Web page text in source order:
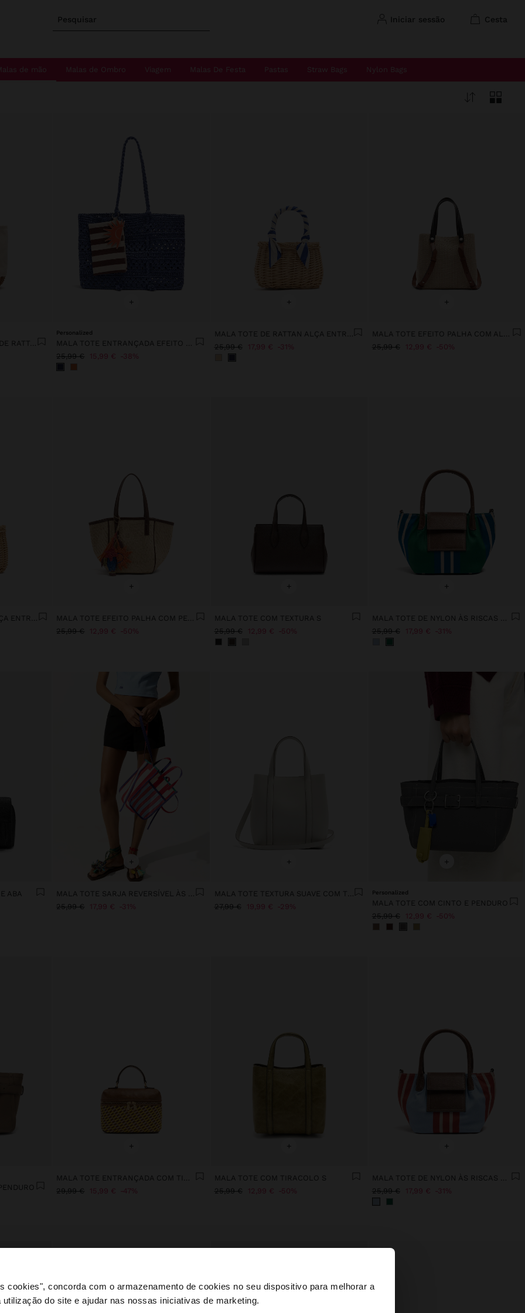
cookies", concorda com o armazenamento de cookies no seu dispositivo para melhorar a
do site e ajudar nas nossas iniciativas de marketing.
Pesquisar iniciar sessão cesta
a partir de Portugal. Deseja navegar no nosso site United States?
de mão Malas de Ombro Viagem Malas De Festa Pastas Straw Bags Nylon Bags
MALA TOTE CANVAS BASE DE RATTAN M
+
Personalized
MALA TOTE ENTRANÇADA EFEITO PALHA
25,99 € 15,99 € 38%
+
MALA TOTE DE RATTAN ALÇA ENTRANÇADA
25,99 € 17,99 € 31%
+
MALA TOTE EFEITO PALHA COM ALÇAS VERSÁTEIS
25,99 € 12,99 € 50%
MALA TOTE DE RATTAN ALÇA ENTRANÇADA
+
MALA TOTE EFEITO PALHA COM PENDURO M
25,99 € 12,99 € 50%
+
MALA TOTE COM TEXTURA S
25,99 € 12,99 € 50%
+
MALA TOTE DE NYLON ÀS RISCAS COM ABA
25,99 € 17,99 € 31%
ABA
+
25,99 € 17,99 € 31%
+
27,99 € 19,99 € 29%
+
Personalized
MALA TOTE COM CINTO E PENDURO
25,99 € 12,99 € 50%
+
29,99 € 15,99 € 47%
+
MALA TOTE COM TIRACOLO S
25,99 € 12,99 € 50%
+
25,99 € 17,99 € 31%